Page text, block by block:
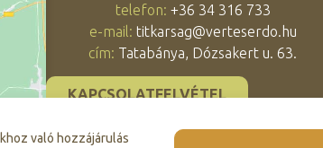
való hozzájárulás
telefon: +36 34 316 733
e-mail: titkarsag@verteserdo.hu
cím: Tatabánya, Dózsakert u. 63.
KAPCSOLATFELVÉTEL